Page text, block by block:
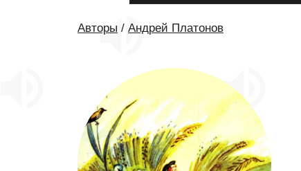
Авторы / Андрей Платонов